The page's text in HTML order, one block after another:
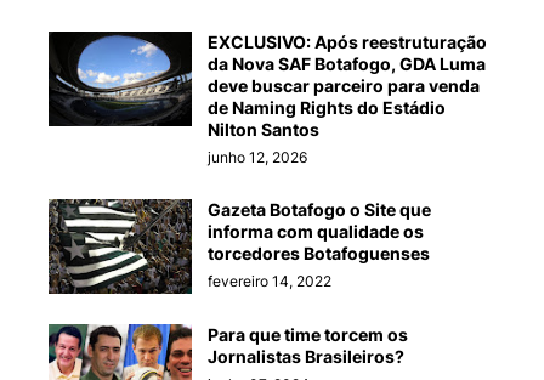
EXCLUSIVO: Após reestruturação
da Nova SAF Botafogo, GDA Luma
deve buscar parceiro para venda
de Naming Rights do Estádio
Nilton Santos
junho 12, 2026
Gazeta Botafogo o Site que
informa com qualidade os
torcedores Botafoguenses
fevereiro 14, 2022
Para que time torcem os
Jornalistas Brasileiros?